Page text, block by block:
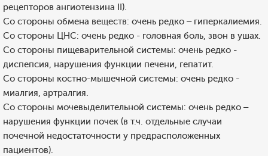
рецепторов ангиотензина II).
Со стороны обмена веществ: очень редко – гиперкалиемия.
Со стороны ЦНС: очень редко - головная боль, звон в ушах.
Со стороны пищеварительной системы: очень редко -
диспепсия, нарушения функции печени, гепатит.
Со стороны костно-мышечной системы: очень редко -
миалгия, артралгия.
Со стороны мочевыделительной системы: очень редко –
нарушения функции почек (в т.ч. отдельные случаи
почечной недостаточности у предрасположенных
пациентов).